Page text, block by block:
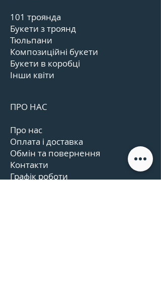
101 троянда
Букети з троянд
Тюльпани
Композиційні букети
Букети в коробці
Інши квіти
ПРО НАС
Про нас
Оплата і доставка
Обмін та повернення
Контакти
Графік роботи